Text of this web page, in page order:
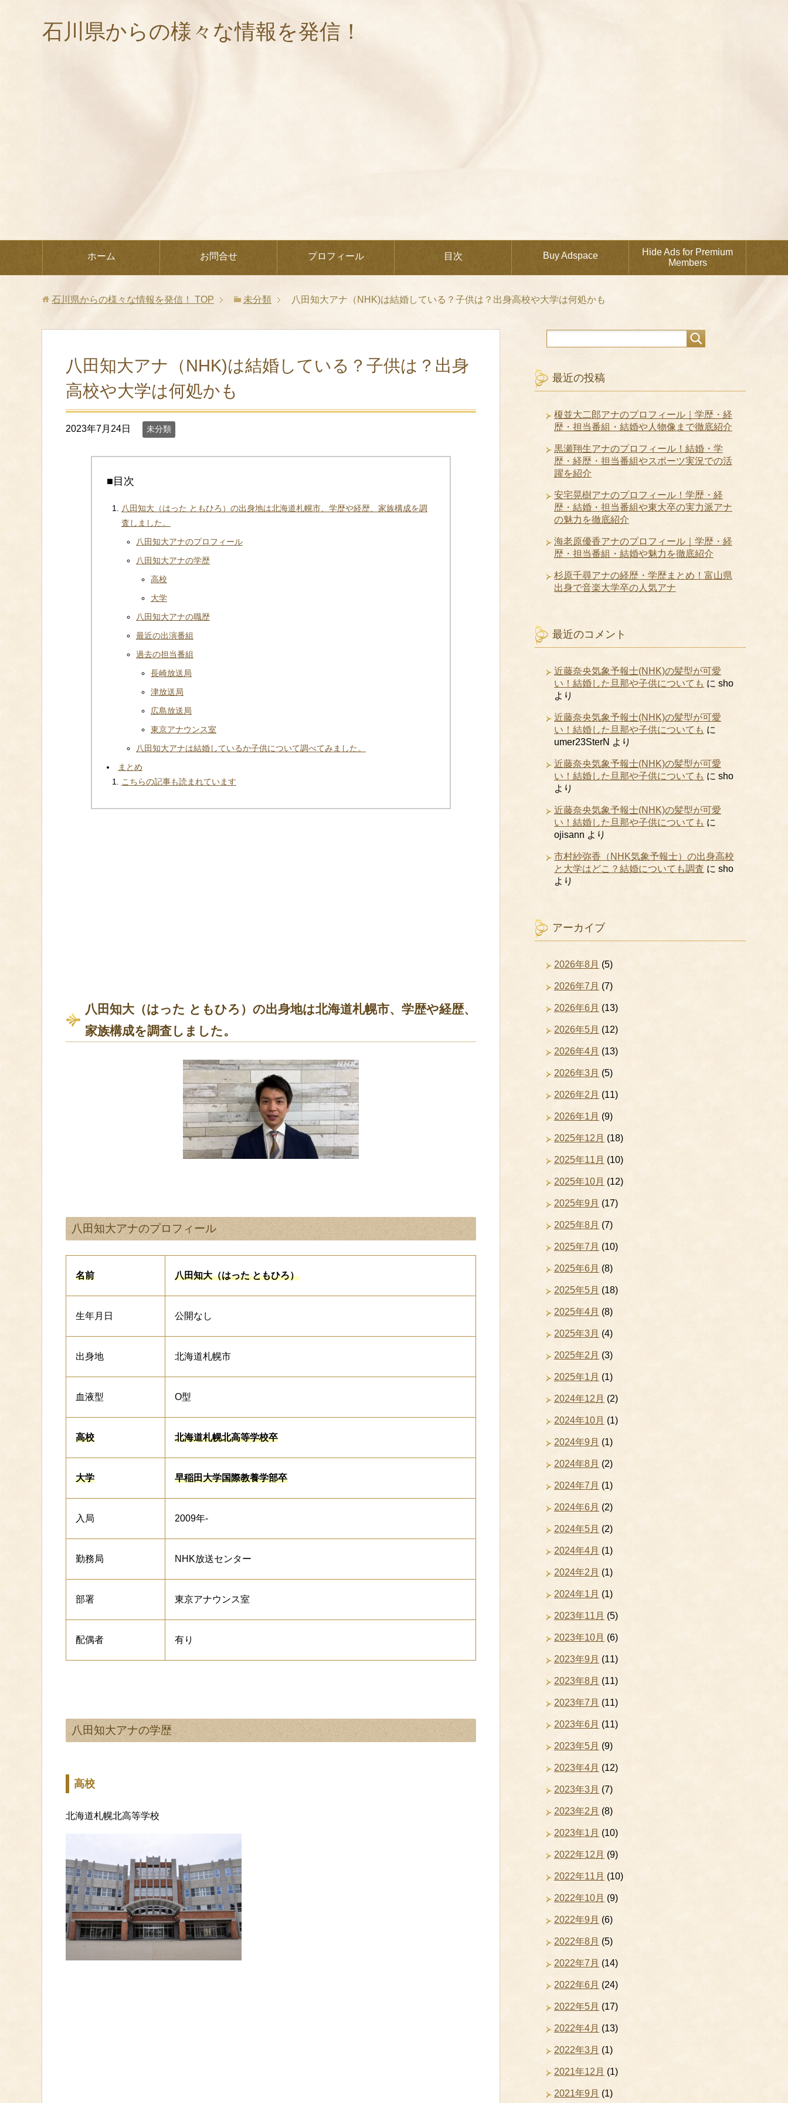
石川県からの様々な情報を発信！
ホーム お問合せ プロフィール 目次 Buy Adspace
Hide Ads for Premium
Members
石川県からの様々な情報を発信！ TOP 未分類 八田知大アナ（NHK)は結婚している？子供は？出身高校や大学は何処かも
八田知大アナ（NHK)は結婚している？子供は？出身
高校や大学は何処かも
2023年7月24日 未分類
■目次
八田知大（はった ともひろ）の出身地は北海道札幌市、学歴や経歴、家族構成を調
査しました。
八田知大アナのプロフィール
八田知大アナの学歴
高校
大学
八田知大アナの職歴
最近の出演番組
過去の担当番組
長崎放送局
津放送局
広島放送局
東京アナウンス室
八田知大アナは結婚しているか子供について調べてみました。
まとめ
こちらの記事も読まれています
八田知大（はった ともひろ）の出身地は北海道札幌市、学歴や経歴、
家族構成を調査しました。
八田知大アナのプロフィール
名前 八田知大（はった ともひろ）
生年月日 公開なし
出身地 北海道札幌市
血液型 O型
高校 北海道札幌北高等学校卒
大学 早稲田大学国際教養学部卒
入局 2009年-
勤務局 NHK放送センター
部署 東京アナウンス室
配偶者 有り
八田知大アナの学歴
高校
北海道札幌北高等学校
最近の投稿
榎並大二郎アナのプロフィール｜学歴・経
歴・担当番組・結婚や人物像まで徹底紹介
黒瀬翔生アナのプロフィール！結婚・学
歴・経歴・担当番組やスポーツ実況での活
躍を紹介
安宅晃樹アナのプロフィール！学歴・経
歴・結婚・担当番組や東大卒の実力派アナ
の魅力を徹底紹介
海老原優香アナのプロフィール｜学歴・経
歴・担当番組・結婚や魅力を徹底紹介
杉原千尋アナの経歴・学歴まとめ！富山県
出身で音楽大学卒の人気アナ
最近のコメント
近藤奈央気象予報士(NHK)の髪型が可愛
い！結婚した旦那や子供についても に sho
より
近藤奈央気象予報士(NHK)の髪型が可愛
い！結婚した旦那や子供についても に
umer23SterN より
近藤奈央気象予報士(NHK)の髪型が可愛
い！結婚した旦那や子供についても に sho
より
近藤奈央気象予報士(NHK)の髪型が可愛
い！結婚した旦那や子供についても に
ojisann より
市村紗弥香（NHK気象予報士）の出身高校
と大学はどこ？結婚についても調査 に sho
より
アーカイブ
2026年8月 (5)
2026年7月 (7)
2026年6月 (13)
2026年5月 (12)
2026年4月 (13)
2026年3月 (5)
2026年2月 (11)
2026年1月 (9)
2025年12月 (18)
2025年11月 (10)
2025年10月 (12)
2025年9月 (17)
2025年8月 (7)
2025年7月 (10)
2025年6月 (8)
2025年5月 (18)
2025年4月 (8)
2025年3月 (4)
2025年2月 (3)
2025年1月 (1)
2024年12月 (2)
2024年10月 (1)
2024年9月 (1)
2024年8月 (2)
2024年7月 (1)
2024年6月 (2)
2024年5月 (2)
2024年4月 (1)
2024年2月 (1)
2024年1月 (1)
2023年11月 (5)
2023年10月 (6)
2023年9月 (11)
2023年8月 (11)
2023年7月 (11)
2023年6月 (11)
2023年5月 (9)
2023年4月 (12)
2023年3月 (7)
2023年2月 (8)
2023年1月 (10)
2022年12月 (9)
2022年11月 (10)
2022年10月 (9)
2022年9月 (6)
2022年8月 (5)
2022年7月 (14)
2022年6月 (24)
2022年5月 (17)
2022年4月 (13)
2022年3月 (1)
2021年12月 (1)
2021年9月 (1)